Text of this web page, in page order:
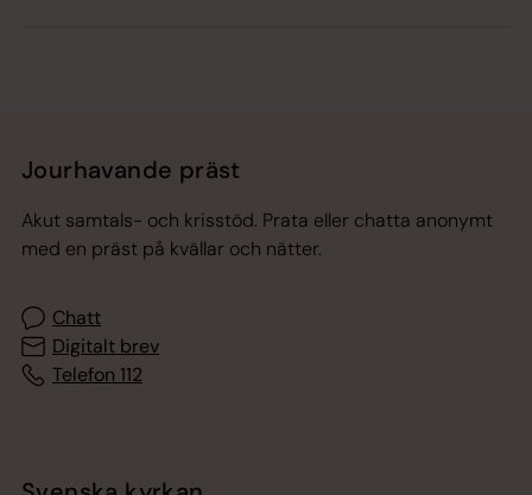
Jourhavande präst
Akut samtals- och krisstöd. Prata eller chatta anonymt
med en präst på kvällar och nätter.
Chatt
Digitalt brev
Telefon 112